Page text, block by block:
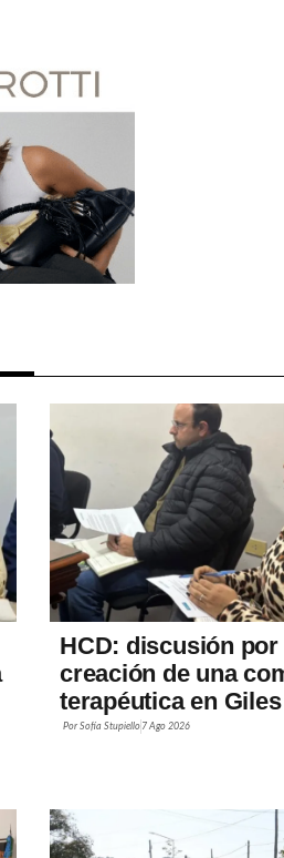
HCD: discusión por
creación de una
terapéutica en Giles
Por Sofía Stupiello 7 Ago 2026